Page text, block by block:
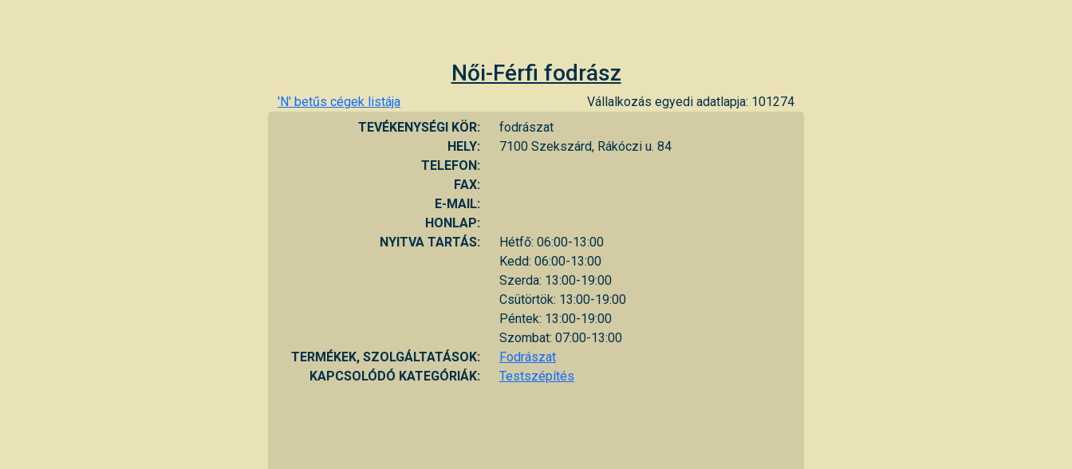
Női-Férfi fodrász
'N' betűs cégek listája
Vállalkozás egyedi adatlapja: 101274
TEVÉKENYSÉGI KÖR:
fodrászat
HELY:
7100 Szekszárd, Rákóczi u. 84
TELEFON:
FAX:
E-MAIL:
HONLAP:
NYITVA TARTÁS:
Hétfő: 06:00-13:00
Kedd: 06:00-13:00
Szerda: 13:00-19:00
Csütörtök: 13:00-19:00
Péntek: 13:00-19:00
Szombat: 07:00-13:00
TERMÉKEK, SZOLGÁLTATÁSOK:
Fodrászat
KAPCSOLÓDÓ KATEGÓRIÁK:
Testszépítés